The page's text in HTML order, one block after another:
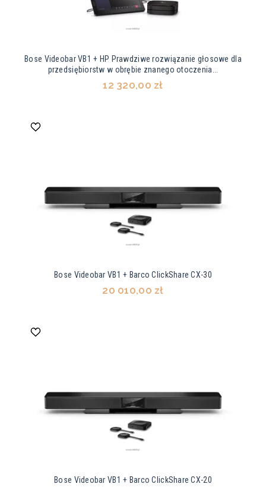
Bose Videobar VB1 + HP Prawdziwe rozwiązanie głosowe dla
przedsiębiorstw w obrębie znanego otoczenia...
12 320,00 zł
Bose Videobar VB1 + Barco ClickShare CX-30
20 010,00 zł
Bose Videobar VB1 + Barco ClickShare CX-20